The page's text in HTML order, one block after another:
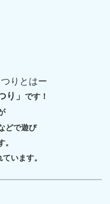
りとはー
り」 です！
どで遊び
います。